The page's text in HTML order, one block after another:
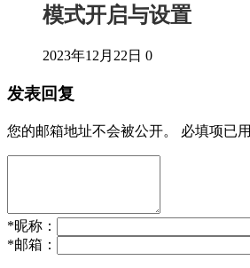
模式开启与设置
2023年12月22日 0
发表回复
您的邮箱地址不会被公开。 必填项已用
*昵称：
*邮箱：